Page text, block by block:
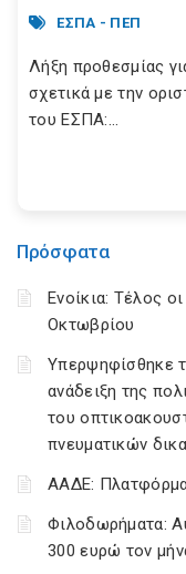
Πρόσφατα
Ενοίκια: Τέλος
Οκτωβρίου
Υπερψηφίσθηκε
ανάδειξη της
του
πνευματικών
ΑΑΔΕ: Πλατφόρμα
Φιλοδωρήματα:
300 ευρώ τον
ΕΣΠΑ - ΠΕΠ
Λήξη προθεσμίας
σχετικά με την
του ΕΣΠΑ:...